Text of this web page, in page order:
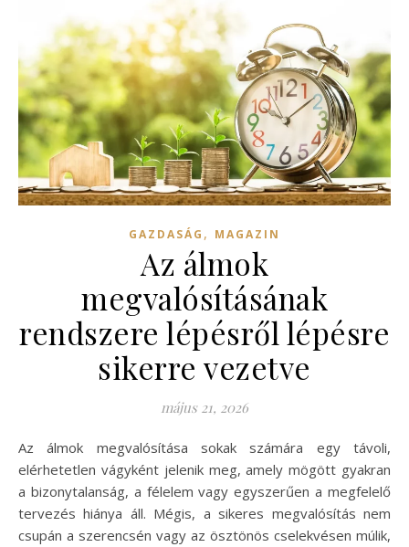
GAZDASÁG , MAGAZIN
Az álmok
megvalósításának
rendszere lépésről lépésre
sikerre vezetve
május 21, 2026
Az álmok megvalósítása sokak számára egy távoli,
elérhetetlen vágyként jelenik meg, amely mögött gyakran
a bizonytalanság, a félelem vagy egyszerűen a megfelelő
tervezés hiánya áll. Mégis, a sikeres megvalósítás nem
csupán a szerencsén vagy az ösztönös cselekvésen múlik,